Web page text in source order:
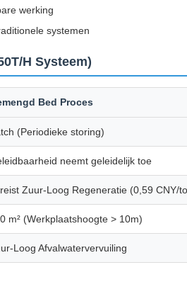
werking
systemen
H Systeem)
Bed Proces
(Periodieke storing)
neemt geleidelijk toe
Zuur-Loog Regeneratie (0,59 CNY/
m² (Werkplaatshoogte > 10m)
Loog Afvalwatervervuiling